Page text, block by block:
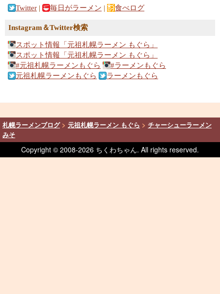
Twitter | 毎日がラーメン | 食べログ
Instagram＆Twitter検索
スポット情報「元祖札幌ラーメン もぐら」
スポット情報「元祖札幌ラーメン もぐら」
#元祖札幌ラーメンもぐら
#ラーメンもぐら
元祖札幌ラーメンもぐら
ラーメンもぐら
札幌ラーメンブログ> 元祖札幌ラーメン もぐら > チャーシューラーメン
みそ
Copyright © 2008-2026 ちくわちゃん. All rights reserved.